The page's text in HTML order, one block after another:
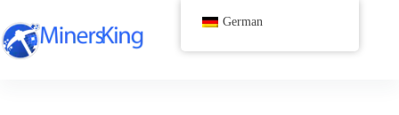
Inhalt
springen
German